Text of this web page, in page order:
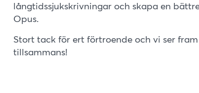
långtidssjukskrivningar och skapa en
Opus.
Stort tack för ert förtroende och vi ser
tillsammans!